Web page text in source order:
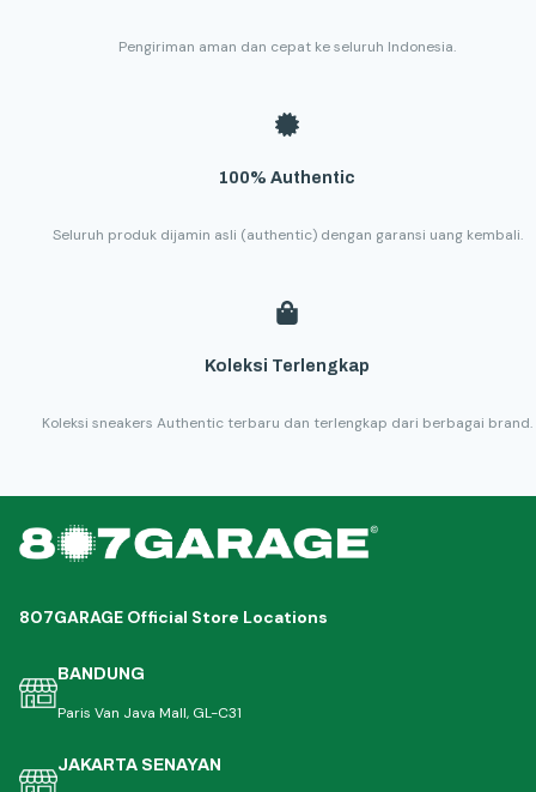
Pengiriman aman dan cepat ke seluruh Indonesia.
100% Authentic
Seluruh produk dijamin asli (authentic) dengan garansi uang kembali.
Koleksi Terlengkap
Koleksi sneakers Authentic terbaru dan terlengkap dari berbagai brand.
807GARAGE Official Store Locations
BANDUNG
Paris Van Java Mall, GL-C31
JAKARTA SENAYAN